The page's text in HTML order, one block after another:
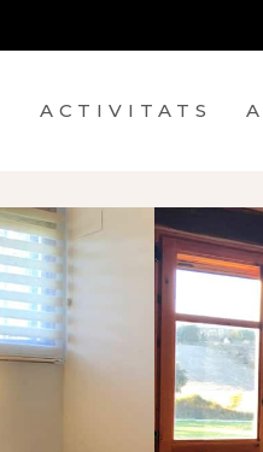
ACTIVITATS